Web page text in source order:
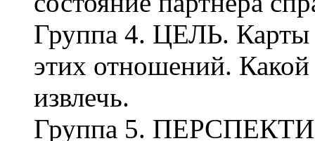
Группа 4. ЦЕЛЬ.
этих отношений.
извлечь.
Группа 5.